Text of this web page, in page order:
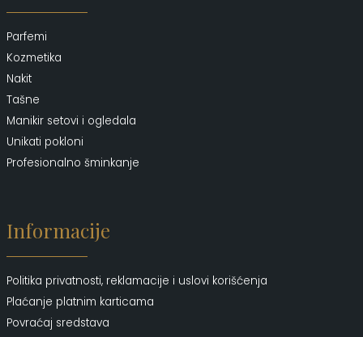
Parfemi
Kozmetika
Nakit
Tašne
Manikir setovi i ogledala
Unikati pokloni
Profesionalno šminkanje
Informacije
Politika privatnosti, reklamacije i uslovi korišćenja
Plaćanje platnim karticama
Povraćaj sredstava